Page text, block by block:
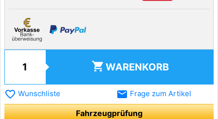
shopping_cart WARENKORB
favorite_border Wunschliste email Frage zum Artikel
Fahrzeugprüfung